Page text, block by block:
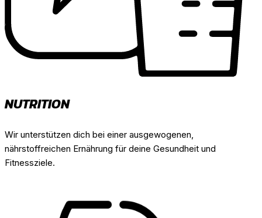
NUTRITION
Wir unterstützen dich bei einer ausgewogenen,
nährstoffreichen Ernährung für deine Gesundheit und
Fitnessziele.